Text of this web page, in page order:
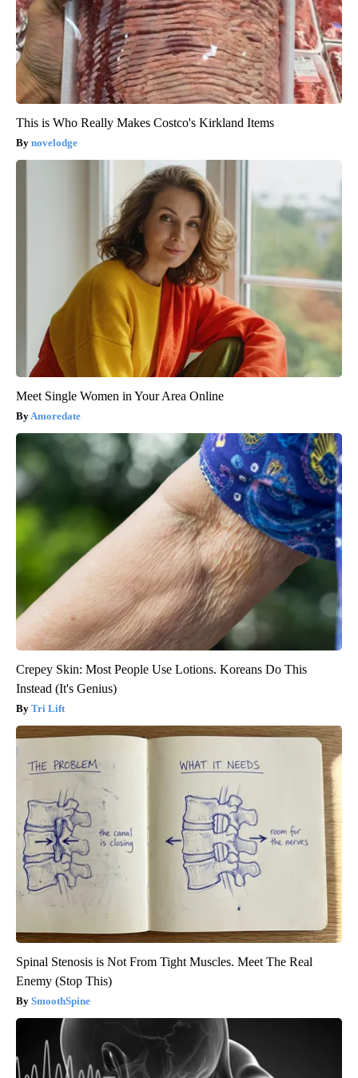
This is Who Really Makes Costco's Kirkland Items
novelodge
Meet Single Women in Your Area Online
Amoredate
Crepey Skin: Most People Use Lotions. Koreans Do This
Instead (It's Genius)
Tri Lift
Spinal Stenosis is Not From Tight Muscles. Meet The Real
Enemy (Stop This)
SmoothSpine